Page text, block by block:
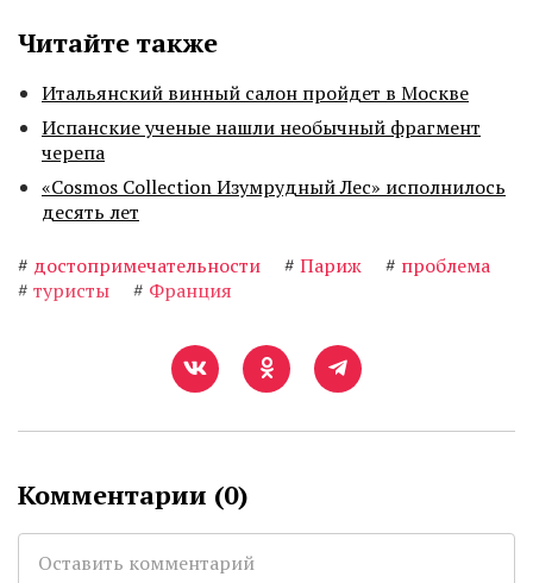
Читайте также
Итальянский винный салон пройдет в Москве
Испанские ученые нашли необычный фрагмент
черепа
«Cosmos Collection Изумрудный Лес» исполнилось
десять лет
# достопримечательности # Париж # проблема
# туристы # Франция
Комментарии (0)